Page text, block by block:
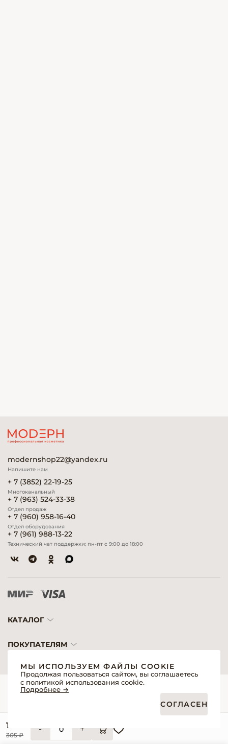
174 ₽
305 ₽
- +
modernshop22@yandex.ru
Напишите нам
+ 7 (3852) 22-19-25
Многоканальный
+ 7 (963) 524-33-38
Отдел продаж
+ 7 (960) 958-16-40
Отдел оборудования
+ 7 (961) 988-13-22
Технический чат поддержки: пн-пт с 9:00 до 18:00
КАТАЛОГ
ПОКУПАТЕЛЯМ
© 2026 «Модерн»— Косметика и оборудование для профессионалов
Публичная оферта интернет-магазина для профессиональных участников
Согласие на обработку персональных данных
Реквизиты
Создание сайтов
МЫ ИСПОЛЬЗУЕМ ФАЙЛЫ COOKIE
Продолжая пользоваться сайтом, вы соглашаетесь
с политикой использования cookie.
Подробнее →
СОГЛАСЕН